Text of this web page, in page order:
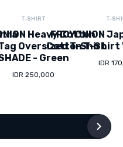
T-SHIRT
Heavy Cotton
Oversized T-Shirt
- Green
IDR 250,000
T-
FROYONION
Cotton T-Shirt
IDR